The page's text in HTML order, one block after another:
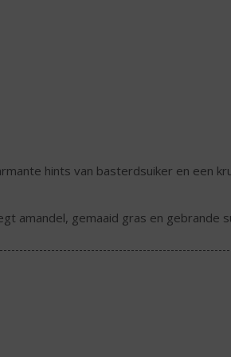
hints van basterdsuiker en een
amandel, gemaaid gras en gebrande